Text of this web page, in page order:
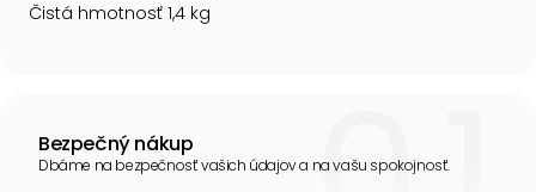
Čistá hmotnosť 1,4 kg
Bezpečný nákup
Dbáme na bezpečnosť vašich údajov a na vašu spokojnosť.